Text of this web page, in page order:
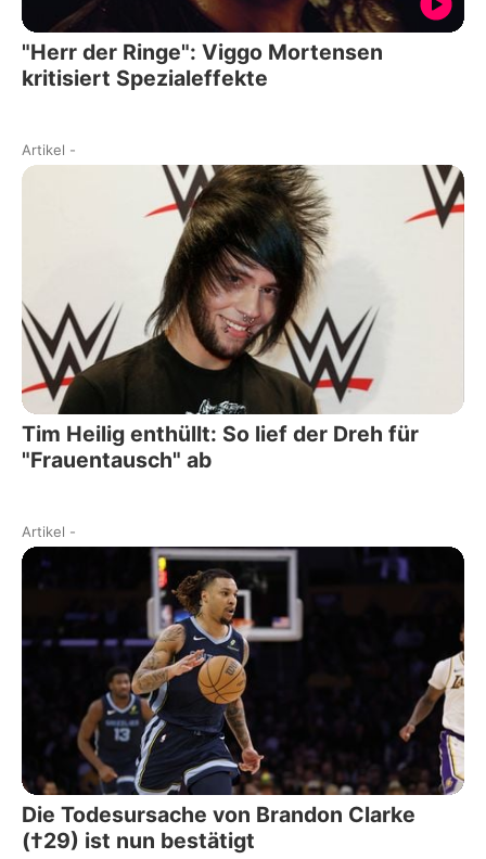
"Herr der Ringe": Viggo Mortensen
kritisiert Spezialeffekte
Artikel -
Tim Heilig enthüllt: So lief der Dreh für
"Frauentausch" ab
Artikel -
Die Todesursache von Brandon Clarke
(†29) ist nun bestätigt